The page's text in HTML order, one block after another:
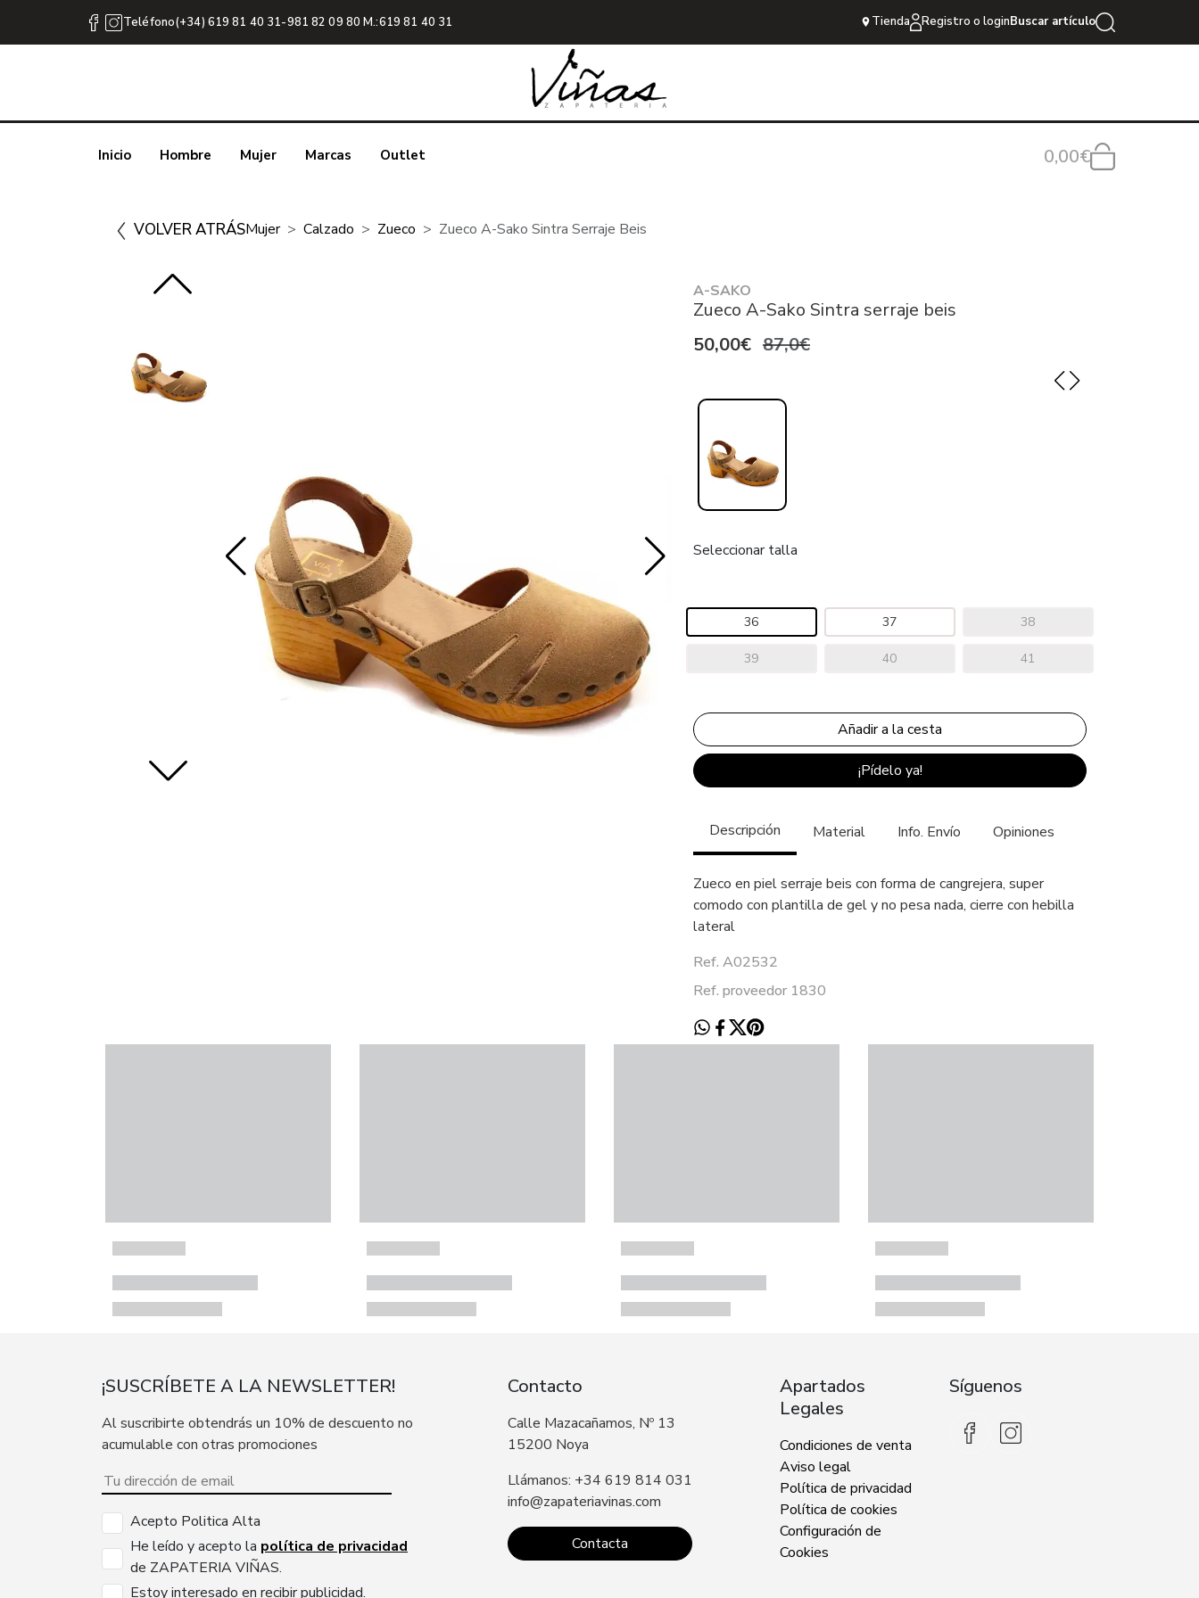
Teléfono(+34) 619 81 40 31-981 82 09 80 M.:619 81 40 31 Tienda Registro o loginBuscar artículo
Inicio Hombre Mujer Marcas Outlet 0,00€
VOLVER ATRÁSMujer Calzado Zueco Zueco A-Sako Sintra Serraje Beis
A-SAKO
Zueco A-Sako Sintra serraje beis
50,00€ 87,0€
Seleccionar talla
36 37 38
39 40 41
¡Pídelo ya!
Descripción Material Info. Envío Opiniones
Zueco en piel serraje beis con forma de cangrejera, super
comodo con plantilla de gel y no pesa nada, cierre con hebilla
lateral
Ref. A02532
Ref. proveedor 1830
¡SUSCRÍBETE A LA NEWSLETTER!
Al suscribirte obtendrás un 10% de descuento no
acumulable con otras promociones
Acepto Politica Alta
He leído y acepto la política de privacidad
de ZAPATERIA VIÑAS.
Estoy interesado en recibir publicidad.
Contacto
Calle Mazacañamos, Nº 13
15200 Noya
Llámanos: +34 619 814 031
info@zapateriavinas.com
Contacta
Apartados
Legales
Condiciones de venta
Aviso legal
Política de privacidad
Política de cookies
Configuración de
Cookies
Síguenos